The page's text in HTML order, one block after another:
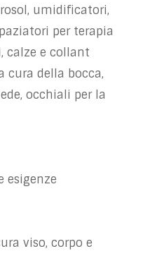
umidificatori,
per terapia
calze e collant
cura della bocca,
occhiali per la
esigenze
viso, corpo e